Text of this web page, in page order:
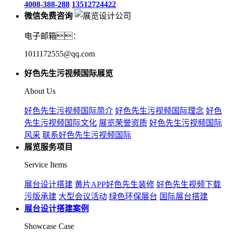
4008-388-288 13512724422
微信免费咨询
电子邮箱：
1011172555@qq.com
好色先生污视频国际展览
About Us
好色先生污视频国际简介 好色先生污视频国际理念 好色
先生污视频国际文化 展览荣誉资质 好色先生污视频国际
风采 联系好色先生污视频国际
展览服务项目
Service Items
展台设计搭建 黄片APP好色先生装修 好色先生视频下载
污版承建 大型会议活动 绿色环保展台 国际展台搭建
展台设计搭建案例
Showcase Case